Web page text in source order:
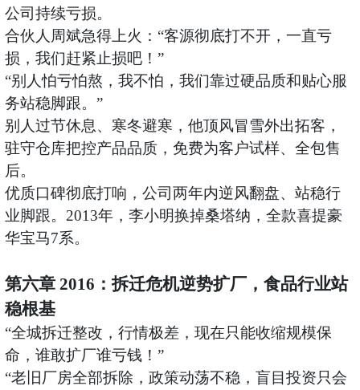
公司持续亏损。
合伙人周斌急得上火： “客源彻底打不开，一直亏
损，我们赶紧止损吧！”
“别人怕亏怕熬，我不怕，我们靠过硬品质和贴心服
务站稳脚跟。”
别人过节休息、寒冬避寒，他顶风冒雪外出拓客，
驻守仓库把控产品品质，免费为客户试样、全包售
后。
优质口碑彻底打响，公司两年内逆风翻盘、站稳行
业脚跟。 2013年，李小明换掉桑塔纳，全款喜提豪
华宝马7系。
第六章 2016：拆迁危机逆势扩厂，食品行业站
稳根基
“全城拆迁整改，行情极差，现在只能收缩规模保
命，谁敢扩厂谁亏钱！”
“老旧厂房全部拆除，政策动荡不稳，盲目投资只会